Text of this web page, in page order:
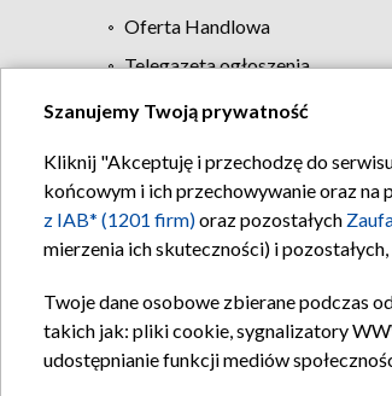
Oferta Handlowa
Telegazeta ogłoszenia
Szanujemy Twoją prywatność
Kliknij "Akceptuję i przechodzę do
końcowym i ich przechowywanie oraz na
z IAB* (1201 firm)oraz pozostałych
mierzenia ich skuteczności) i
Twoje dane osobowe zbierane podczas
takich jak: pliki cookie, sygnalizatory
udostępnianie funkcji mediów